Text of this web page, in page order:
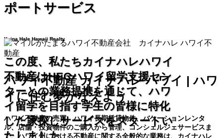
ポートサービス
Kaina Hale Hawaii Realty
この度、私たちカイナハレハワイ
不動産はHECハワイ留学支援セン
ターとの業務提携を通じて、ハワ
イ留学を目指す学生の皆様に特化
した家探しサービスをスタートい
ハワイ不動産 カイナハレ ハワイ | ハワ
イに住む夢かなえよう
ハワイ不動産の売買、ハワイ長期賃貸物件、バケーションレンタ
ル、店舗・投資物件のご購入から管理、コンシェルジェサービスま
で、ハワイ州における不動産に関する全般的な業務は、カイナハレ